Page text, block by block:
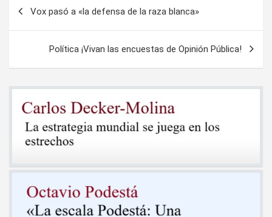
entradas
Vox pasó a «la defensa de la raza blanca»
Política ¡Vivan las encuestas de Opinión Pública!